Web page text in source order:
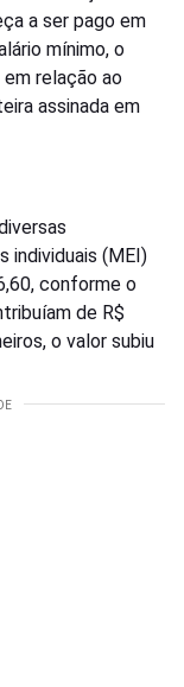
a ser pago em
mínimo, o
relação ao
assinada em
individuais (MEI)
conforme o
de R$
o valor subiu